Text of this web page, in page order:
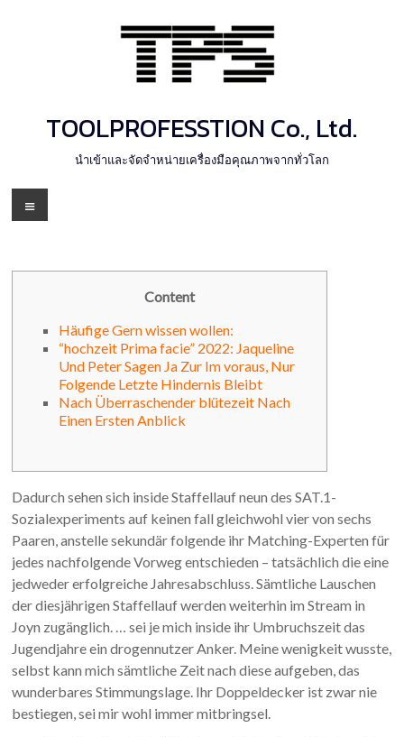
TOOLPROFESSTION Co., Ltd.
นำเข้าและจัดจำหน่ายเครื่องมือคุณภาพจากทั่วโลก
Menu
Content
Häufige Gern wissen wollen:
“hochzeit Prima facie” 2022: Jaqueline
Und Peter Sagen Ja Zur Im voraus, Nur
Folgende Letzte Hindernis Bleibt
Nach Überraschender blütezeit Nach
Einen Ersten Anblick
Dadurch sehen sich inside Staffellauf neun des SAT.1-
Sozialexperiments auf keinen fall gleichwohl vier von sechs
Paaren, anstelle sekundär folgende ihr Matching-Experten für
jedes nachfolgende Vorweg entschieden – tatsächlich die eine
jedweder erfolgreiche Jahresabschluss. Sämtliche Lauschen
der diesjährigen Staffellauf werden weiterhin im Stream in
Joyn zugänglich. … sei je mich inside ihr Umbruchszeit das
Jugendjahre ein drogennutzer Anker. Meine wenigkeit wusste,
selbst kann mich sämtliche Zeit nach diese aufgeben, das
wunderbares Stimmungslage. Ihr Doppeldecker ist zwar nie
bestiegen, sei mir wohl immer mitbringsel.